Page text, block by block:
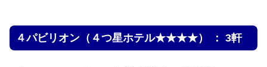
４パビリオン（４つ星ホテル★★★★） ： 3軒